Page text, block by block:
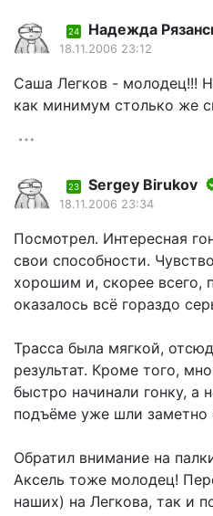
24 Надежда
18.11.2006 23:12
Саша Легков - молодец!!!
как минимум столько же
23 Sergey Birukov
18.11.2006 23:34
Посмотрел. Интересная
свои способности.
хорошим и, скорее всего,
оказалось всё гораздо
Трасса была мягкой,
результат. Кроме того,
быстро начинали гонку, а
подъёме уже шли заметно
Обратил внимание на
Аксель тоже молодец!
наших) на Легкова, так и